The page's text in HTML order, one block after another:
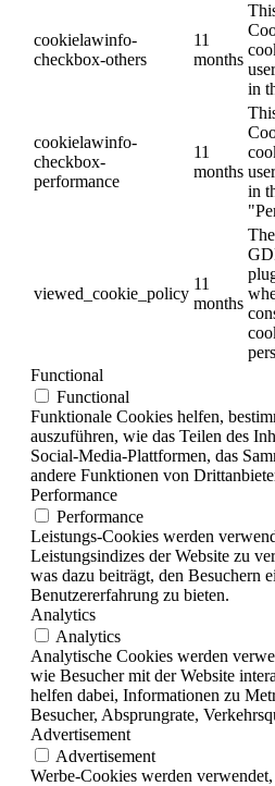
cookielawinfo-
checkbox-others
11
months
in
cookielawinfo-
checkbox-
performance
11
months
in
viewed_cookie_policy
11
months
Functional
Functional
Funktionale Cookies helfen,
auszuführen, wie das Teilen des
Social-Media-Plattformen, das
andere Funktionen von
Performance
Performance
Leistungs-Cookies werden
Leistungsindizes der Website zu
was dazu beiträgt, den Besuchern
Benutzererfahrung zu bieten.
Analytics
Analytics
Analytische Cookies werden
wie Besucher mit der Website
helfen dabei, Informationen zu
Besucher, Absprungrate,
Advertisement
Advertisement
Werbe-Cookies werden